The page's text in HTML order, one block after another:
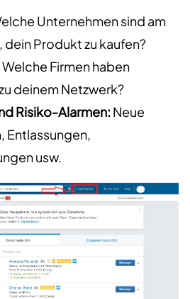
Unternehmen sind am
Produkt zu kaufen?
Welche Firmen haben
deinem Netzwerk?
Risiko-Alarmen: Neue
Entlassungen,
usw.